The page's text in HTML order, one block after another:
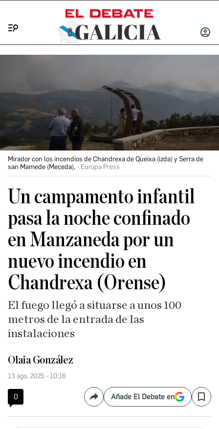
INICIAR
Mirador con los incendios de Chandrexa de Queixa (izda) y Serra de
san Mamede (Meceda),
Europa Press
Un campamento infantil
pasa la noche confinado
en Manzaneda por un
nuevo incendio en
Chandrexa (Orense)
El fuego llegó a situarse a unos 100
metros de la entrada de las
instalaciones
Olaia González
13 ago. 2025 - 10:16
0 CompartirAñade El Debate en Save